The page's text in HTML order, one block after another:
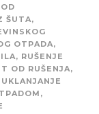
ŠUTA,
OTPADA,
, RUŠENJE
OD RUŠENJA,
UKLANJANJE
,